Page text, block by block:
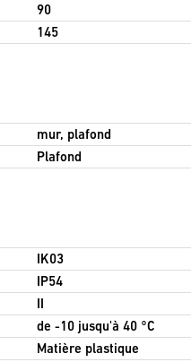
90
145
mur, plafond
Plafond
IK03
IP54
II
de -10 jusqu'à 40 °C
Matière plastique